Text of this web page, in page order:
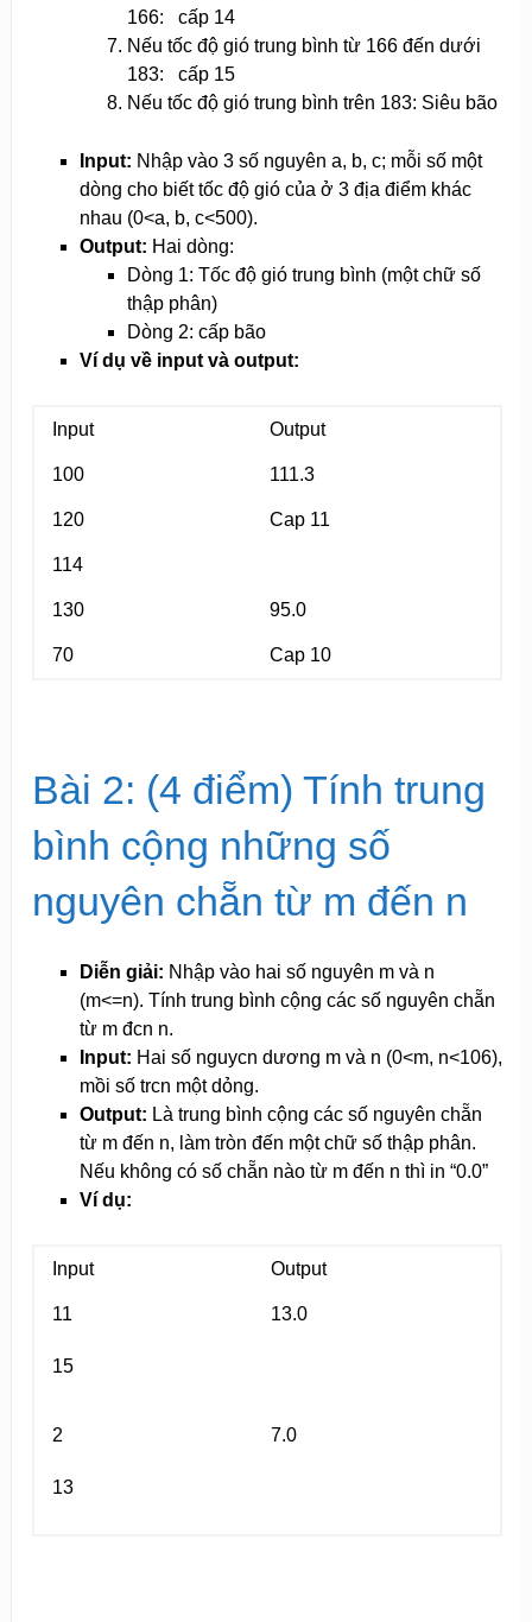
166: cấp 14
Nếu tốc độ gió trung bình từ 166 đến dưới
183: cấp 15
Nếu tốc độ gió trung bình trên 183: Siêu bão
Input: Nhập vào 3 số nguyên a, b, c; mỗi số một
dòng cho biết tốc độ gió của ở 3 địa điểm khác
nhau (0<a, b, c<500).
Output: Hai dòng:
Dòng 1: Tốc độ gió trung bình (một chữ số
thập phân)
Dòng 2: cấp bão
Ví dụ về input và output:
Input Output
100 111.3
120 Cap 11
114
130 95.0
70 Cap 10
Bài 2: (4 điểm) Tính trung
bình cộng những số
nguyên chẵn từ m đến n
Diễn giải: Nhập vào hai số nguyên m và n
(m<=n). Tính trung bình cộng các số nguyên chẵn
từ m đcn n.
Input: Hai số nguycn dương m và n (0<m, n<106),
mồi số trcn một dỏng.
Output: Là trung bình cộng các số nguyên chẵn
từ m đến n, làm tròn đến một chữ số thập phân.
Nếu không có số chẵn nào từ m đến n thì in “0.0”
Ví dụ:
Input Output
11
15
13.0
2
13
7.0